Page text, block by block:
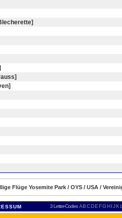
Flüge Yosemite Park / OYS / USA /
3 Letter-Codes ABCDEFGH IJKL